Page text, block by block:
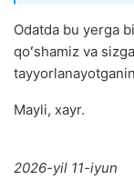
Odatda bu yerga
qoʻshamiz va
Mayli, xayr.
2026-yil 11-iyun